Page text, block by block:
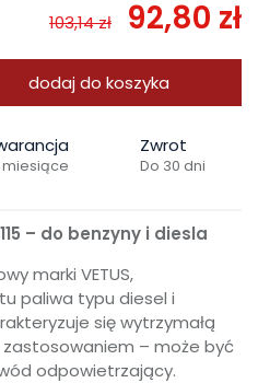
103,14 zł 92,80 zł
dodaj do koszyka
miesiące
Zwrot
Do 30 dni
– do benzyny i diesla
marki VETUS,
paliwa typu diesel i
się wytrzymałą
– może być
odpowietrzający.